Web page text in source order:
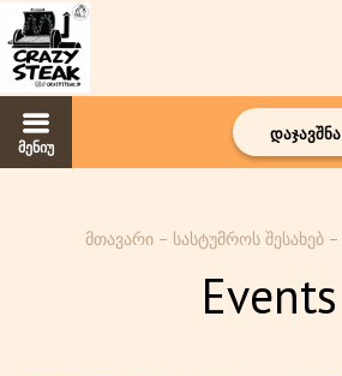
მენიუ
დაჯავშნა
მთავარი – სასტუმროს შესახებ –
Events